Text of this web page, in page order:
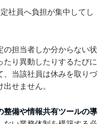
社員へ負担が集中してし
の担当者しか分からない状
り異動したりするたびに
、当該社員は休みを取りづ
せません。
整備や情報共有ツールの導